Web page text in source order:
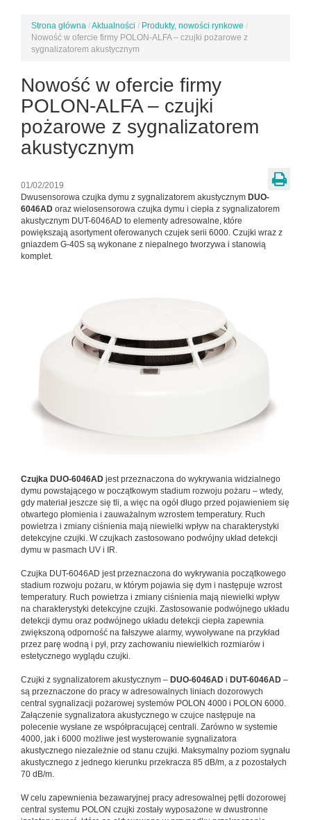
Jesteś
tutaj
Strona główna /Aktualności / Produkty, nowości rynkowe /
Nowość w ofercie firmy POLON-ALFA – czujki pożarowe z
sygnalizatorem akustycznym
Nowość w ofercie firmy
POLON-ALFA – czujki
pożarowe z sygnalizatorem
akustycznym
01/02/2019
Dwusensorowa czujka dymu z sygnalizatorem akustycznym DUO-
6046AD oraz wielosensorowa czujka dymu i ciepła z sygnalizatorem
akustycznym DUT-6046AD to elementy adresowalne, które
powiększają asortyment oferowanych czujek serii 6000. Czujki wraz z
gniazdem G-40S są wykonane z niepalnego tworzywa i stanowią
komplet.
Czujka DUO-6046AD jest przeznaczona do wykrywania widzialnego
dymu powstającego w początkowym stadium rozwoju pożaru – wtedy,
gdy materiał jeszcze się tli, a więc na ogół długo przed pojawieniem się
otwartego płomienia i zauważalnym wzrostem temperatury. Ruch
powietrza i zmiany ciśnienia mają niewielki wpływ na charakterystyki
detekcyjne czujki. W czujkach zastosowano podwójny układ detekcji
dymu w pasmach UV i IR.
Czujka DUT-6046AD jest przeznaczona do wykrywania początkowego
stadium rozwoju pożaru, w którym pojawia się dym i następuje wzrost
temperatury. Ruch powietrza i zmiany ciśnienia mają niewielki wpływ
na charakterystyki detekcyjne czujki. Zastosowanie podwójnego układu
detekcji dymu oraz podwójnego układu detekcji ciepła zapewnia
zwiększoną odporność na fałszywe alarmy, wywoływane na przykład
przez parę wodną i pył, przy zachowaniu niewielkich rozmiarów i
estetycznego wyglądu czujki.
Czujki z sygnalizatorem akustycznym – DUO-6046AD i DUT-6046AD –
są przeznaczone do pracy w adresowalnych liniach dozorowych
central sygnalizacji pożarowej systemów POLON 4000 i POLON 6000.
Załączenie sygnalizatora akustycznego w czujce następuje na
polecenie wysłane ze współpracującej centrali. Zarówno w systemie
4000, jak i 6000 możliwe jest wysterowanie sygnalizatora
akustycznego niezależnie od stanu czujki. Maksymalny poziom sygnału
akustycznego z jednego kierunku przekracza 85 dB/m, a z pozostałych
70 dB/m.
W celu zapewnienia bezawaryjnej pracy adresowalnej pętli dozorowej
central systemu POLON czujki zostały wyposażone w dwustronne